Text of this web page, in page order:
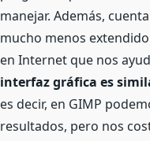
manejar. Además,
mucho menos
en Internet que nos
interfaz gráfica es
es decir, en GIMP
resultados, pero nos